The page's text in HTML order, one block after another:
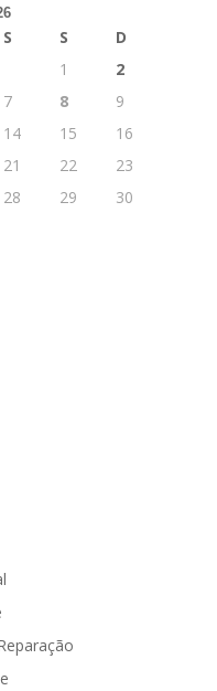
S S
D
1
2
7 8
9
14 15
16
21 22
23
28 29
30